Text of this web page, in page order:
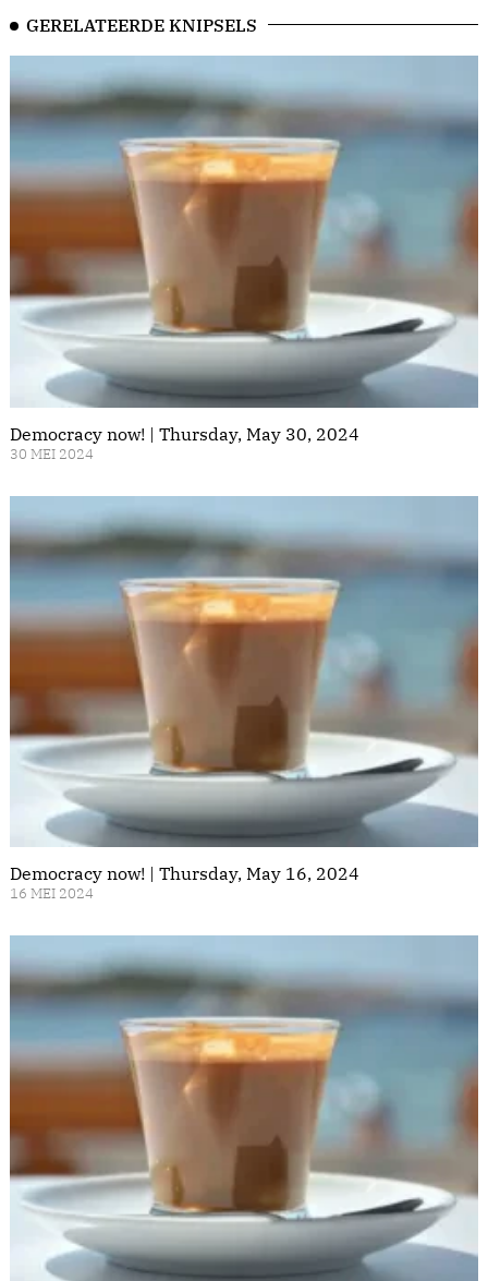
GERELATEERDE KNIPSELS
Democracy now! | Thursday, May 30, 2024
30 MEI 2024
Democracy now! | Thursday, May 16, 2024
16 MEI 2024